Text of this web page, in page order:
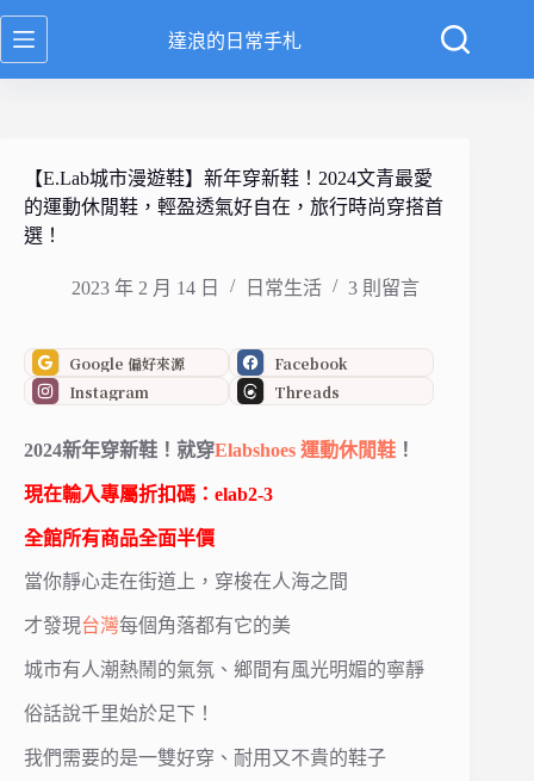
跳
至
達浪的日常手札
【E.Lab城市漫遊鞋】新年穿新鞋！2024文青最愛
的運動休閒鞋，輕盈透氣好自在，旅行時尚穿搭首
選！
2023 年 2 月 14 日 日常生活 3 則留言
Google 偏好來源
Facebook
Instagram
Threads
2024新年穿新鞋！就穿Elabshoes 運動休閒鞋 ！
現在輸入專屬折扣碼：elab2-3
全館所有商品全面半價
當你靜心走在街道上，穿梭在人海之間
才發現台灣每個角落都有它的美
城市有人潮熱鬧的氣氛、鄉間有風光明媚的寧靜
俗話說千里始於足下！
我們需要的是一雙好穿、耐用又不貴的鞋子